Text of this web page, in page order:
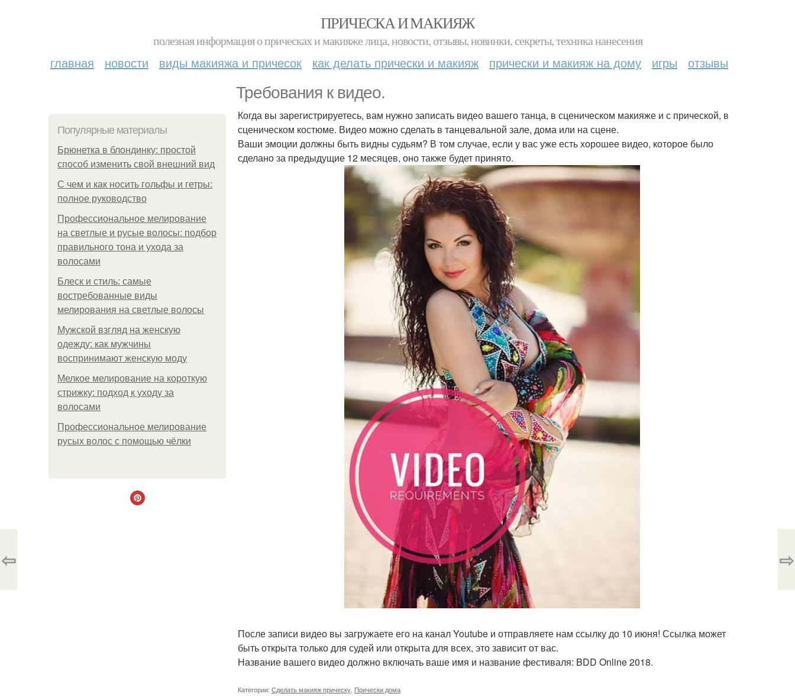
ПРИЧЕСКА И МАКИЯЖ
полезная информация о прическах и макияже лица, новости, отзывы, новинки, секреты, техника нанесения
главная новости виды макияжа и причесок как делать прически и макияж прически и макияж на дому игры отзывы
Требования к видео.
Популярные материалы
Брюнетка в блондинку: простой
способ изменить свой внешний вид
С чем и как носить гольфы и гетры:
полное руководство
Профессиональное мелирование
на светлые и русые волосы: подбор
правильного тона и ухода за
волосами
Блеск и стиль: самые
востребованные виды
мелирования на светлые волосы
Мужской взгляд на женскую
одежду: как мужчины
воспринимают женскую моду
Мелкое мелирование на короткую
стрижку: подход к уходу за
волосами
Профессиональное мелирование
русых волос с помощью чёлки
Когда вы зарегистрируетесь, вам нужно записать видео вашего танца, в сценическом макияже и с прической, в
сценическом костюме. Видео можно сделать в танцевальной зале, дома или на сцене.
Ваши эмоции должны быть видны судьям? В том случае, если у вас уже есть хорошее видео, которое было
сделано за предыдущие 12 месяцев, оно также будет принято.
После записи видео вы загружаете его на канал Youtube и отправляете нам ссылку до 10 июня! Ссылка может
быть открыта только для судей или открыта для всех, это зависит от вас.
Название вашего видео должно включать ваше имя и название фестиваля: BDD Online 2018.
Категории: Сделать макияж прическу Прически дома
⇦ ⇨